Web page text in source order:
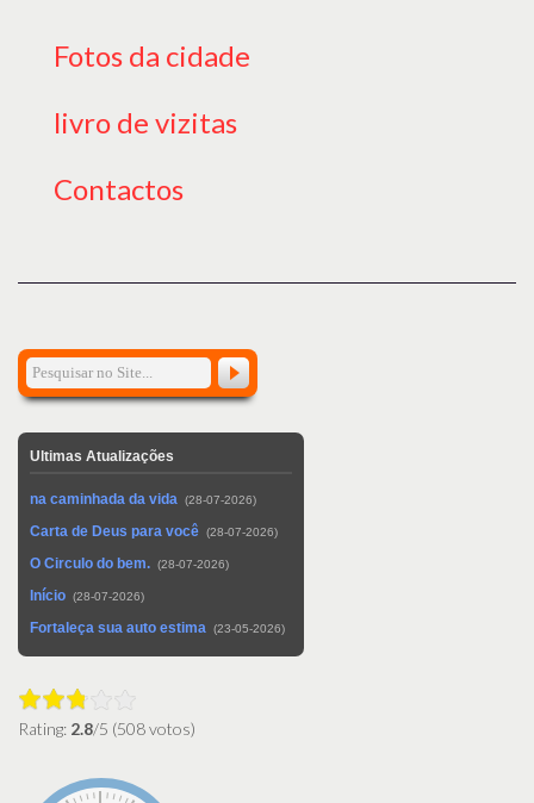
Fotos da cidade
livro de vizitas
Contactos
Ultimas Atualizações
na caminhada da vida (28-07-2026)
Carta de Deus para você (28-07-2026)
O Circulo do bem. (28-07-2026)
Início (28-07-2026)
Fortaleça sua auto estima (23-05-2026)
Rating: 2.8/5 (508 votos)